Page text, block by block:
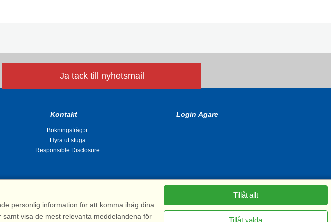
Ja tack till nyhetsmail
Kontakt
Bokningsfrågor
Hyra ut stuga
Responsible Disclosure
Login Ägare
32 Falkenberg | Sverige
personlig information för att komma ihåg dina
visa de mest relevanta meddelandena för
Tillåt allt
Tillåt valda